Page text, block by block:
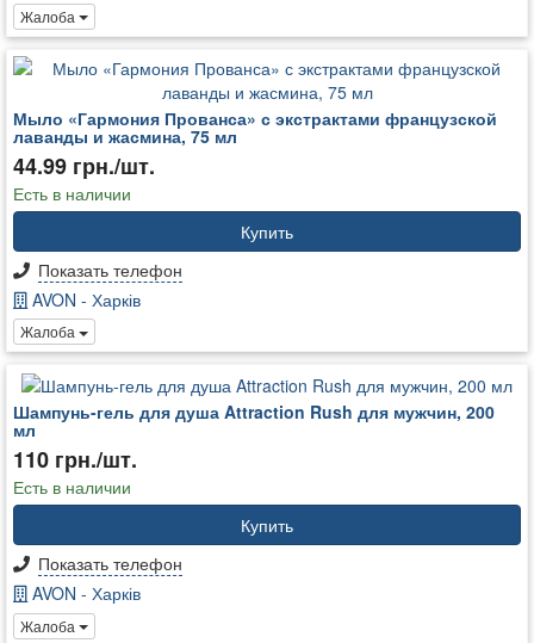
Жалоба
Мыло «Гармония Прованса» с экстрактами французской
лаванды и жасмина, 75 мл
44.99 грн./шт.
Есть в наличии
Купить
Показать телефон
AVON - Харків
Жалоба
Шампунь-гель для душа Attraction Rush для мужчин, 200
мл
110 грн./шт.
Есть в наличии
Купить
Показать телефон
AVON - Харків
Жалоба